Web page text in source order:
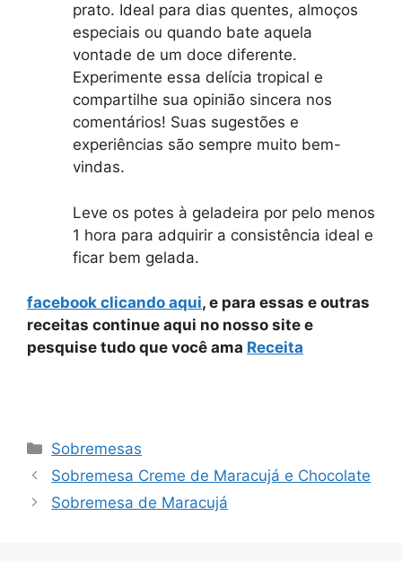
prato. Ideal para dias quentes, almoços
especiais ou quando bate aquela
vontade de um doce diferente.
Experimente essa delícia tropical e
compartilhe sua opinião sincera nos
comentários! Suas sugestões e
experiências são sempre muito bem-
vindas.
Leve os potes à geladeira por pelo menos
1 hora para adquirir a consistência ideal e
ficar bem gelada.
facebook clicando aqui, e para essas e outras
receitas continue aqui no nosso site e
pesquise tudo que você ama Receita
Categorias
Sobremesas
Sobremesa Creme de Maracujá e Chocolate
Sobremesa de Maracujá